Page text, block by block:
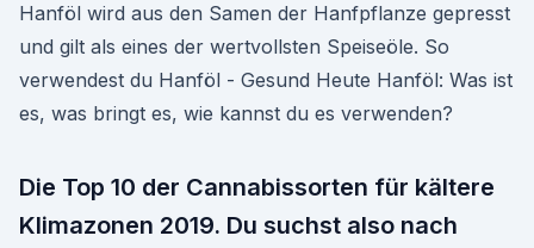
Hanföl wird aus den Samen der Hanfpflanze gepresst
und gilt als eines der wertvollsten Speiseöle. So
verwendest du Hanföl - Gesund Heute Hanföl: Was ist
es, was bringt es, wie kannst du es verwenden?
Die Top 10 der Cannabissorten für kältere
Klimazonen 2019. Du suchst also nach